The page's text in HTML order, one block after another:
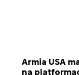
Armia USA
na